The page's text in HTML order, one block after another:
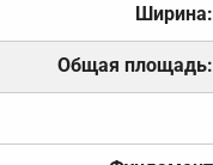
Ширина:
Общая площадь: